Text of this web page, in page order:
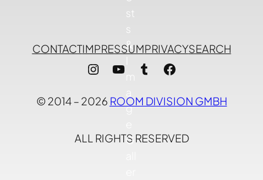
CONTACTIMPRESSUMPRIVACYSEARCH
Instagram
YouTube
TumblrFacebook
© 2014 – 2026 ROOM DIVISION GMBH
ALL RIGHTS RESERVED